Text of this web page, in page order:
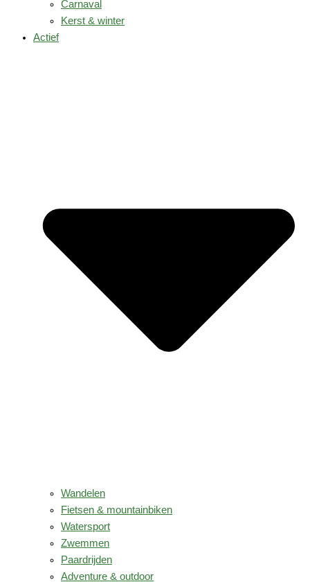
Carnaval
Kerst & winter
Actief
Wandelen
Fietsen & mountainbiken
Watersport
Zwemmen
Paardrijden
Adventure & outdoor